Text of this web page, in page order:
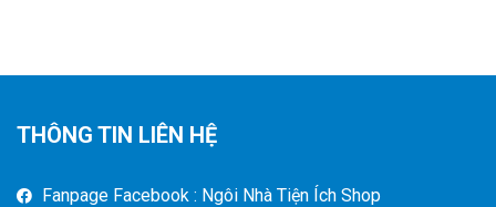
THÔNG TIN LIÊN HỆ
Fanpage Facebook : Ngôi Nhà Tiện Ích Shop